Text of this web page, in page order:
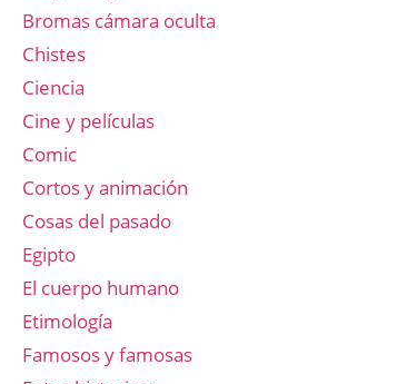
Bromas cámara oculta
Chistes
Ciencia
Cine y películas
Comic
Cortos y animación
Cosas del pasado
Egipto
El cuerpo humano
Etimología
Famosos y famosas